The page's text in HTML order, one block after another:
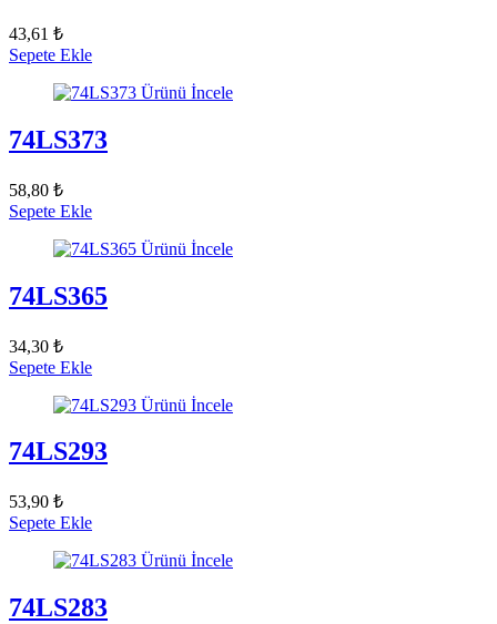
43,61 ₺
Sepete Ekle
Ürünü İncele
74LS373
58,80 ₺
Sepete Ekle
Ürünü İncele
74LS365
34,30 ₺
Sepete Ekle
Ürünü İncele
74LS293
53,90 ₺
Sepete Ekle
Ürünü İncele
74LS283